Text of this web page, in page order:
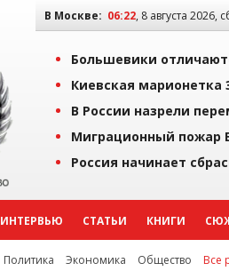
В Москве: 06:22, 8 августа 2026,
Большевики
Киевская марионетка
В России назрели
Миграционный пожар
Россия начинает
ИНТЕРВЬЮ СТАТЬИ КНИГИ
Политика Экономика Общество Все